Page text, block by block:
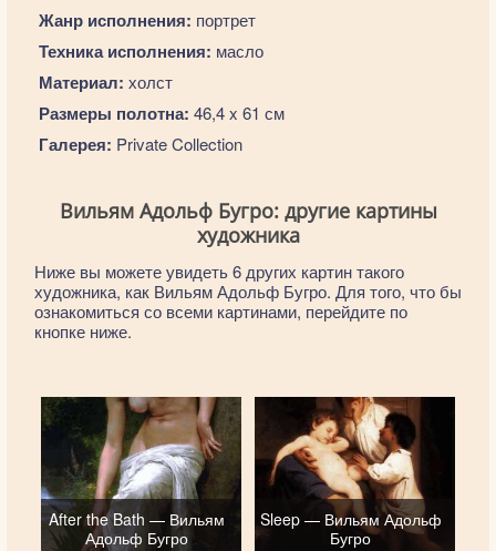
Жанр исполнения: портрет
Техника исполнения: масло
Материал: холст
Размеры полотна: 46,4 x 61 см
Галерея: Private Collection
Вильям Адольф Бугро: другие картины
художника
Ниже вы можете увидеть 6 других картин такого
художника, как Вильям Адольф Бугро. Для того, что бы
ознакомиться со всеми картинами, перейдите по
кнопке ниже.
After the Bath — Вильям
Адольф Бугро
Sleep — Вильям Адольф
Бугро